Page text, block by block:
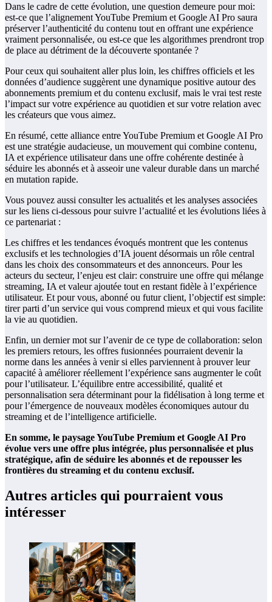
Dans le cadre de cette évolution, une question demeure pour moi:
est-ce que l’alignement YouTube Premium et Google AI Pro saura
préserver l’authenticité du contenu tout en offrant une expérience
vraiment personnalisée, ou est-ce que les algorithmes prendront trop
de place au détriment de la découverte spontanée ?
Pour ceux qui souhaitent aller plus loin, les chiffres officiels et les
données d’audience suggèrent une dynamique positive autour des
abonnements premium et du contenu exclusif, mais le vrai test reste
l’impact sur votre expérience au quotidien et sur votre relation avec
les créateurs que vous aimez.
En résumé, cette alliance entre YouTube Premium et Google AI Pro
est une stratégie audacieuse, un mouvement qui combine contenu,
IA et expérience utilisateur dans une offre cohérente destinée à
séduire les abonnés et à asseoir une valeur durable dans un marché
en mutation rapide.
Vous pouvez aussi consulter les actualités et les analyses associées
sur les liens ci-dessous pour suivre l’actualité et les évolutions liées à
ce partenariat :
Les chiffres et les tendances évoqués montrent que les contenus
exclusifs et les technologies d’IA jouent désormais un rôle central
dans les choix des consommateurs et des annonceurs. Pour les
acteurs du secteur, l’enjeu est clair: construire une offre qui mélange
streaming, IA et valeur ajoutée tout en restant fidèle à l’expérience
utilisateur. Et pour vous, abonné ou futur client, l’objectif est simple:
tirer parti d’un service qui vous comprend mieux et qui vous facilite
la vie au quotidien.
Enfin, un dernier mot sur l’avenir de ce type de collaboration: selon
les premiers retours, les offres fusionnées pourraient devenir la
norme dans les années à venir si elles parviennent à prouver leur
capacité à améliorer réellement l’expérience sans augmenter le coût
pour l’utilisateur. L’équilibre entre accessibilité, qualité et
personnalisation sera déterminant pour la fidélisation à long terme et
pour l’émergence de nouveaux modèles économiques autour du
streaming et de l’intelligence artificielle.
En somme, le paysage YouTube Premium et Google AI Pro
évolue vers une offre plus intégrée, plus personnalisée et plus
stratégique, afin de séduire les abonnés et de repousser les
frontières du streaming et du contenu exclusif.
Autres articles qui pourraient vous
intéresser